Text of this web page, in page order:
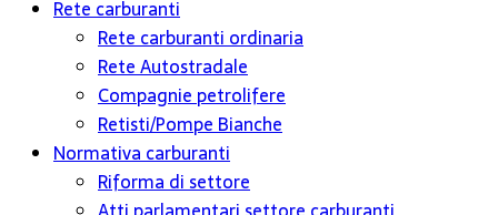
Rete carburanti
Rete carburanti ordinaria
Rete Autostradale
Compagnie petrolifere
Retisti/Pompe Bianche
Normativa carburanti
Riforma di settore